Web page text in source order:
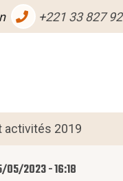
+221 33 827
activités 2019
05/2023 - 16:18